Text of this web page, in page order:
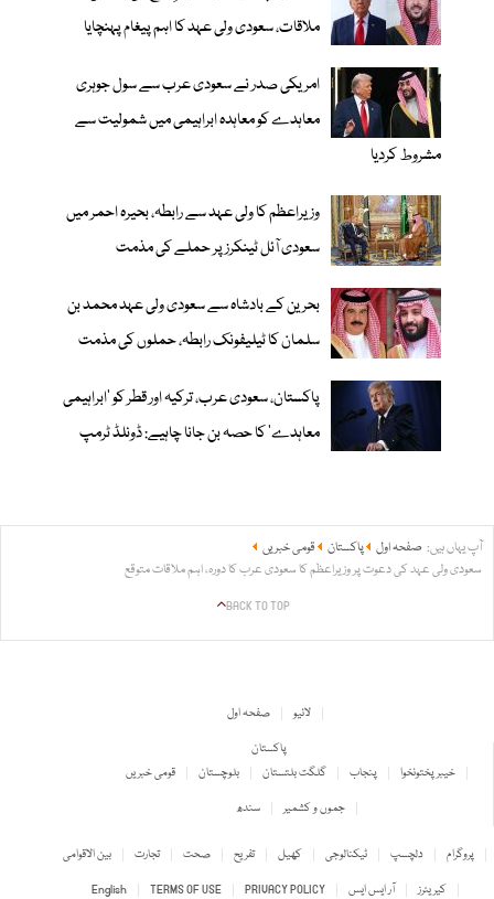
ملاقات، سعودی ولی عہد کا اہم پیغام پہنچایا
امریکی صدر نے سعودی عرب سے سول جوہری
معاہدے کو معاہدہ ابراہیمی میں شمولیت سے
مشروط کردیا
وزیراعظم کا ولی عہد سے رابطہ، بحیرہ احمر میں
سعودی آئل ٹینکرز پر حملے کی مذمت
بحرین کے بادشاہ سے سعودی ولی عہد محمد بن
سلمان کا ٹیلیفونک رابطہ، حملوں کی مذمت
پاکستان، سعودی عرب، ترکیہ اور قطر کو ’ابراہیمی
معاہدے‘ کا حصہ بن جانا چاہیے: ڈونلڈ ٹرمپ
آپ یہاں ہیں: صفحہ اول پاکستان
قومی خبریں
سعودی ولی عہد کی دعوت پر وزیراعظم کا سعودی عرب کا دورہ، اہم ملاقات متوقع
BACK TO TOP
صفحہ اول
لائیو
پاکستان
قومی خبریں
بلوچستان گلگت بلتستان پنجاب
خیبر پختونخوا
سندھ
جموں و کشمیر
بین الاقوامی تجارت صحت تفریح کھیل ٹیکنالوجی دلچسپ
پروگرام
English
TERMS OF USE PRIVACY POLICY آر ایس ایس کیریئرز